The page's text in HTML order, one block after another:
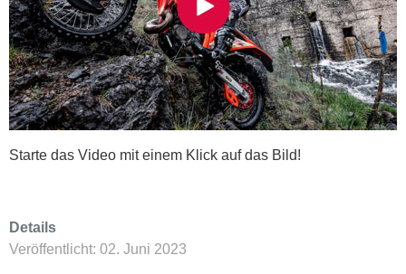
Starte das Video mit einem Klick auf das Bild!
Details
Veröffentlicht: 02. Juni 2023